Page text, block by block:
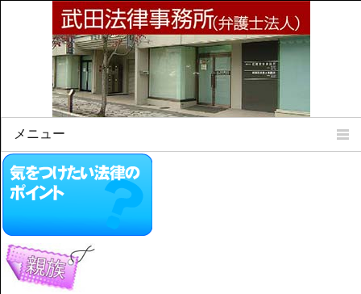
メニュー
Home
所属弁護士
法律相談案内
弁護士料について
事務所所在地